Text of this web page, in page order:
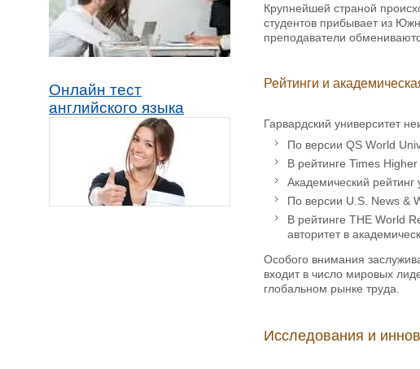
Онлайн тест
английского языка
Крупнейшей страной
студентов прибывает из
преподаватели
Рейтинги и
Гарвардский университет
По версии QS World
В рейтинге Times
Академический
По версии U.S. News &
В рейтинге THE World
авторитет в
Особого внимания
входит в число мировых
глобальном рынке труда.
Исследования и